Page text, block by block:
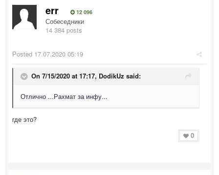
err 12 096
Собеседники
14 384 posts
Posted 17.07.2020 05:19
On 7/15/2020 at 17:17, DodikUz said:
Отлично ...Рахмат за инфу...
где это?
0